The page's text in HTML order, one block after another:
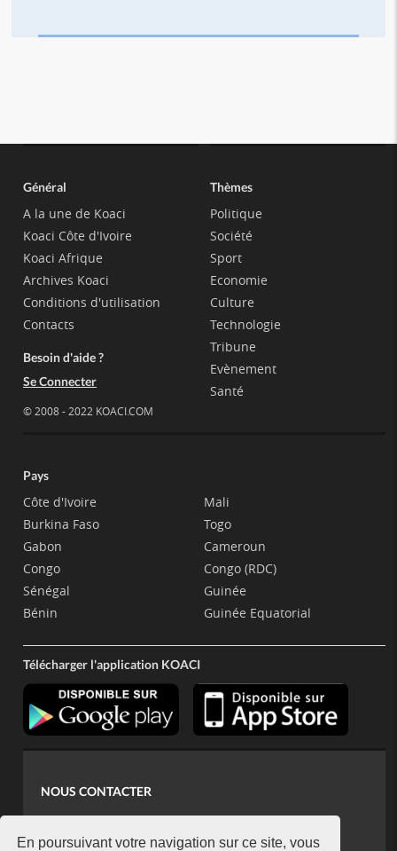
En poursuivant votre navigation sur ce site, vous
Général
A la une de Koaci
Koaci Côte d'Ivoire
Koaci Afrique
Archives Koaci
Conditions d'utilisation
Contacts
Besoin d'aide ?
Se Connecter
© 2008 - 2022 KOACI.COM
Thèmes
Politique
Société
Sport
Economie
Culture
Technologie
Tribune
Evènement
Santé
Pays
Côte d'Ivoire
Burkina Faso
Gabon
Congo
Sénégal
Bénin
Mali
Togo
Cameroun
Congo (RDC)
Guinée
Guinée Equatorial
Télécharger l'application KOACI
NOUS CONTACTER